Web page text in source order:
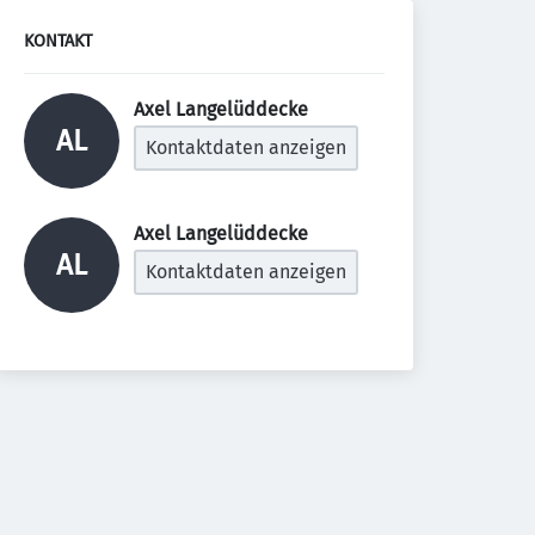
KONTAKT
AL
Axel Langelüddecke
Kontaktdaten anzeigen
AL
Axel Langelüddecke
Kontaktdaten anzeigen